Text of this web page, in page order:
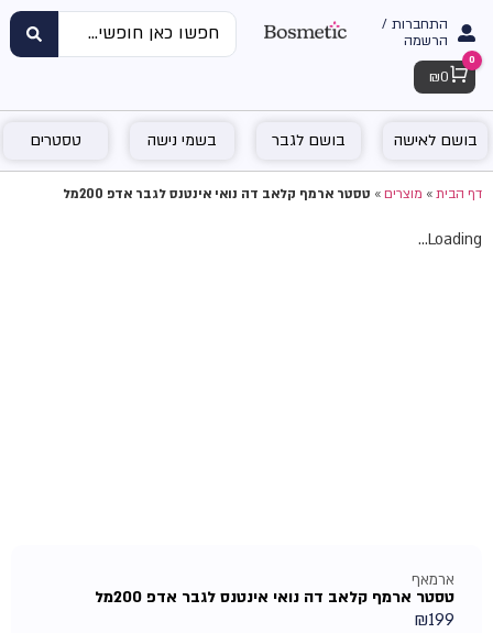
התחברות /
הרשמה
Cart
0
₪ 0
בושם לאישה בושם לגבר בשמי נישה טסטרים
דף הבית»מוצרים»טסטר ארמף קלאב דה נואי אינטנס לגבר אדפ 200מל
Loading...
ארמאף
טסטר ארמף קלאב דה נואי אינטנס לגבר אדפ 200מל
₪199